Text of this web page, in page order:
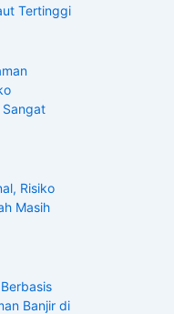
Tertinggi
Sangat
Risiko
Masih
Banjir di